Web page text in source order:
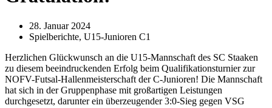
28. Januar 2024
Spielberichte, U15-Junioren C1
Herzlichen Glückwunsch an die U15-Mannschaft des SC Staaken
zu diesem beeindruckenden Erfolg beim Qualifikationsturnier zur
NOFV-Futsal-Hallenmeisterschaft der C-Junioren! Die Mannschaft
hat sich in der Gruppenphase mit großartigen Leistungen
durchgesetzt, darunter ein überzeugender 3:0-Sieg gegen VSG